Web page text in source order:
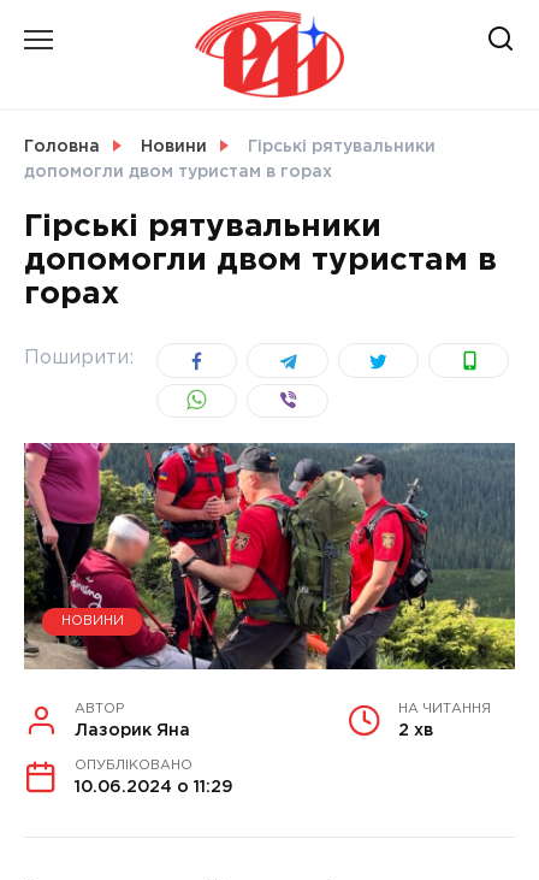
Головна Новини
Гірські рятувальники
допомогли двом туристам в горах
Гірські рятувальники
допомогли двом туристам в
горах
Поширити:
НОВИНИ
АВТОР
Лазорик Яна
НА ЧИТАННЯ
2 хв
ОПУБЛІКОВАНО
10.06.2024 о 11:29